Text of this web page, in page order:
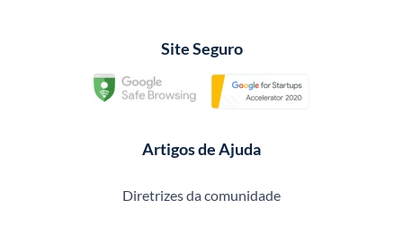
Site Seguro
Artigos de Ajuda
Diretrizes da comunidade